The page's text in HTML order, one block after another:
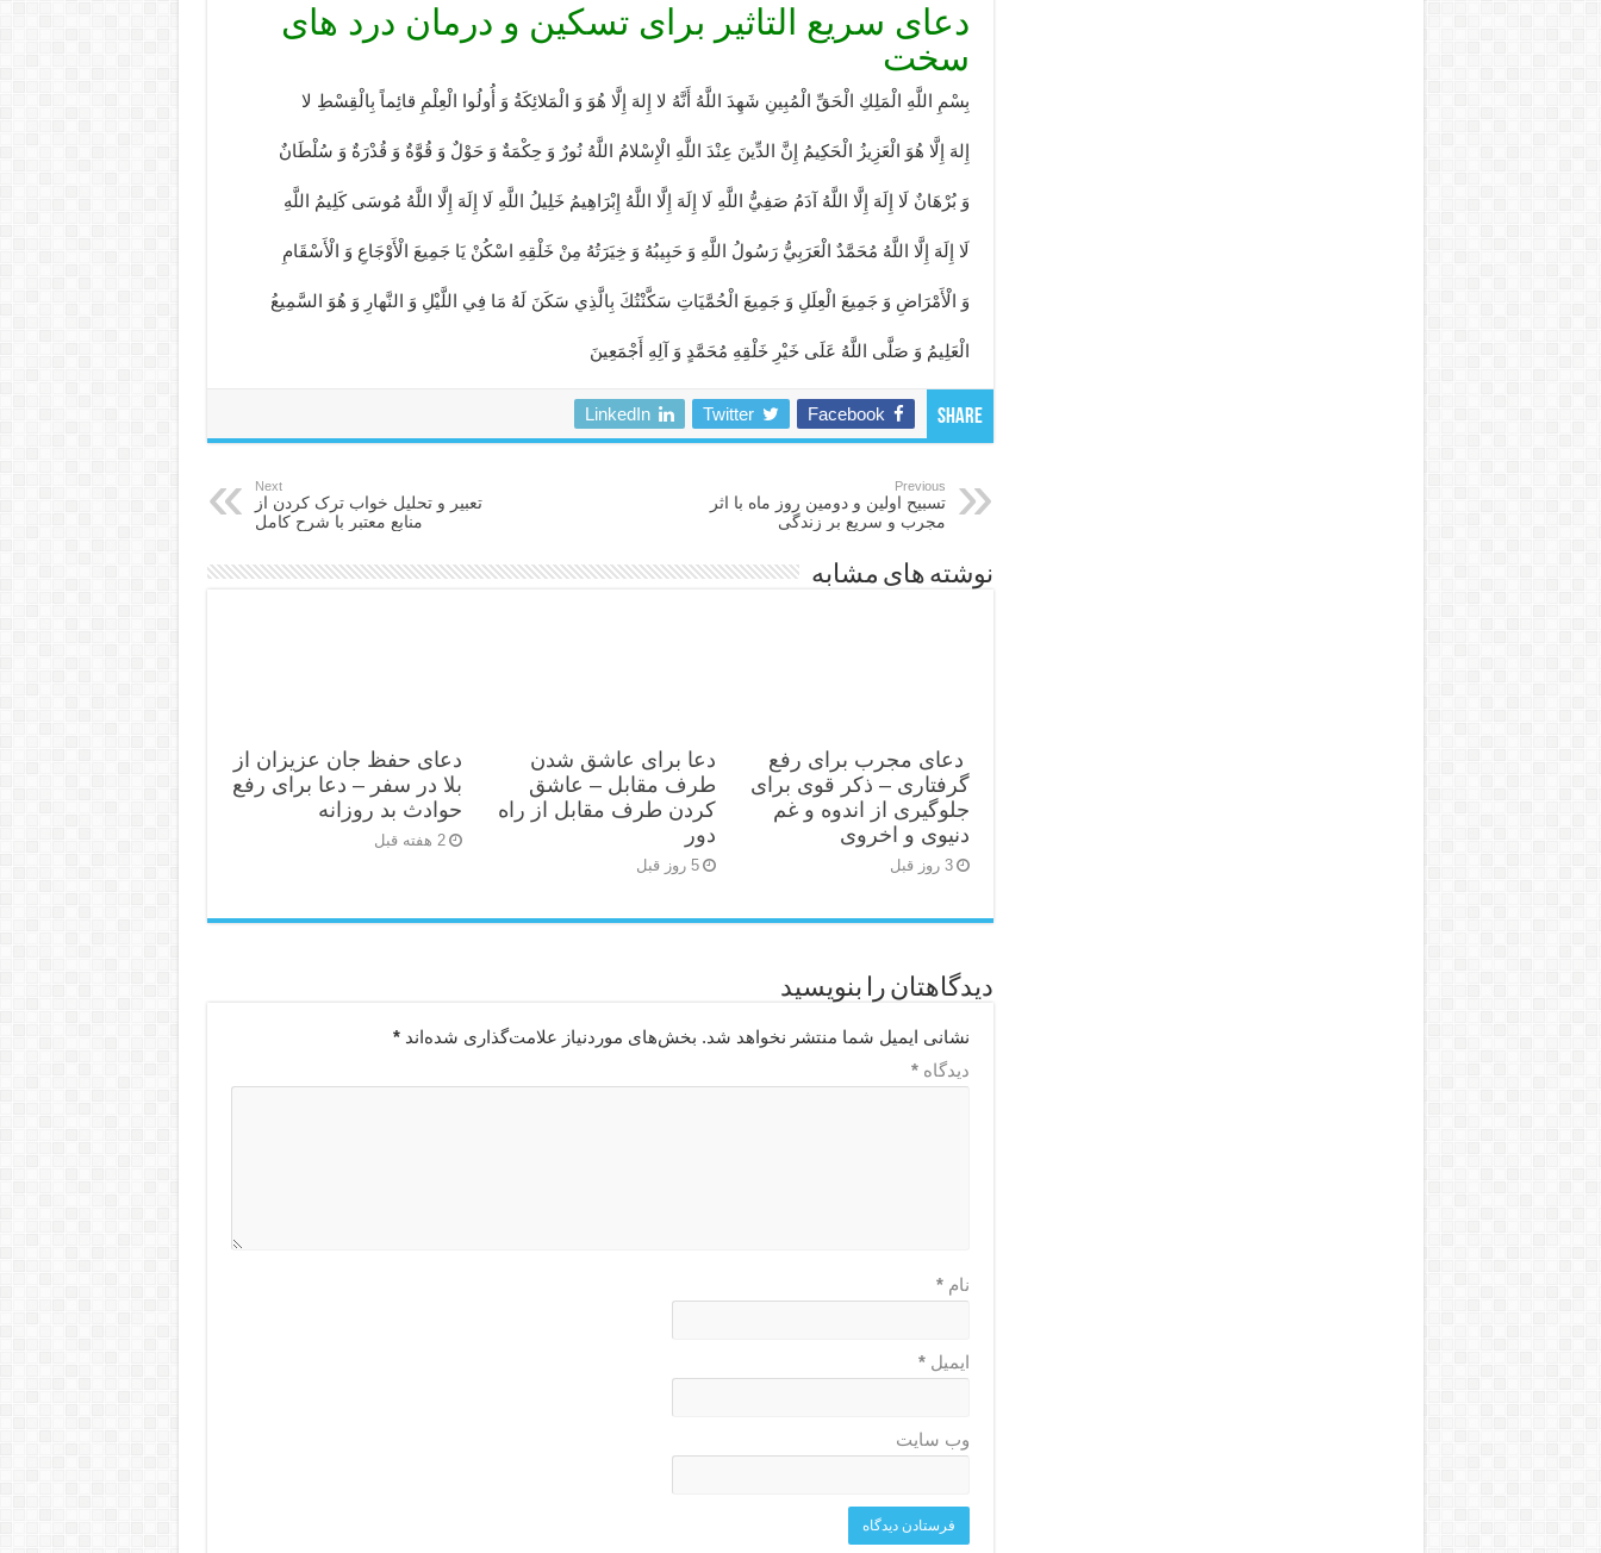
دعای سریع التاثیر برای تسکین و درمان درد های
سخت
بِسْمِ اللَّهِ الْمَلِكِ الْحَقِّ الْمُبِينِ‏ شَهِدَ اللَّهُ أَنَّهُ لا إِلهَ إِلَّا هُوَ وَ الْمَلائِكَةُ وَ أُولُوا الْعِلْمِ قائِماً بِالْقِسْطِ لا
إِلهَ إِلَّا هُوَ الْعَزِيزُ الْحَكِيمُ‏ إِنَّ الدِّينَ عِنْدَ اللَّهِ الْإِسْلامُ‏ اللَّهُ نُورٌ وَ حِكْمَةٌ وَ حَوْلٌ وَ قُوَّةٌ وَ قُدْرَةٌ وَ سُلْطَانٌ
وَ بُرْهَانٌ لَا إِلَهَ إِلَّا اللَّهُ آدَمُ صَفِيُّ اللَّهِ لَا إِلَهَ إِلَّا اللَّهُ إِبْرَاهِيمُ خَلِيلُ اللَّهِ لَا إِلَهَ إِلَّا اللَّهُ مُوسَى كَلِيمُ اللَّهِ
لَا إِلَهَ إِلَّا اللَّهُ مُحَمَّدٌ الْعَرَبِيُّ رَسُولُ اللَّهِ وَ حَبِيبُهُ وَ خِيَرَتُهُ مِنْ خَلْقِهِ‏ اسْكُنْ‏ يَا جَمِيعَ‏ الْأَوْجَاعِ‏ وَ الْأَسْقَامِ‏
وَ الْأَمْرَاضِ‏ وَ جَمِيعَ‏ الْعِلَلِ‏ وَ جَمِيعَ‏ الْحُمَّيَاتِ سَكَّنْتُكَ بِالَّذِي سَكَنَ لَهُ مَا فِي اللَّيْلِ وَ النَّهارِ وَ هُوَ السَّمِيعُ
الْعَلِيمُ‏ وَ صَلَّى اللَّهُ عَلَى خَيْرِ خَلْقِهِ مُحَمَّدٍ وَ آلِهِ أَجْمَعِينَ‏
Share
Facebook
Twitter
LinkedIn
Previous
تسبیح اولین و دومین روز ماه با اثر
مجرب و سریع بر زندگی
Next
تعبیر و تحلیل خواب ترک کردن از
منابع معتبر با شرح کامل
نوشته های مشابه
دعای مجرب برای رفع
گرفتاری – ذکر قوی برای
جلوگیری از اندوه و غم
دنیوی و اخروی
3 روز قبل
دعا برای عاشق شدن
طرف مقابل – عاشق
کردن طرف مقابل از راه
دور
5 روز قبل
دعای حفظ جان عزیزان از
بلا در سفر – دعا برای رفع
حوادث بد روزانه
2 هفته قبل
دیدگاهتان را بنویسید
نشانی ایمیل شما منتشر نخواهد شد. بخش‌های موردنیاز علامت‌گذاری شده‌اند*
دیدگاه*
نام*
ایمیل*
وب‌ سایت